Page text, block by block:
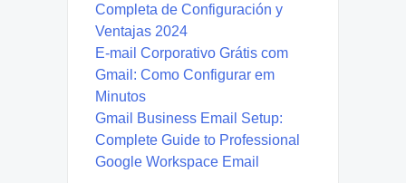
Completa de Configuración y
Ventajas 2024
E-mail Corporativo Grátis com
Gmail: Como Configurar em
Minutos
Gmail Business Email Setup:
Complete Guide to Professional
Google Workspace Email